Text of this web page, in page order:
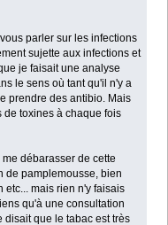
parler sur les infections
sujette aux infections et
je faisait une analyse
le sens où tant qu'il n'y a
prendre des antibio. Mais
toxines à chaque fois
débarasser de cette
de pamplemousse, bien
etc... mais rien n'y faisais
qu'à une consultation
disait que le tabac est très